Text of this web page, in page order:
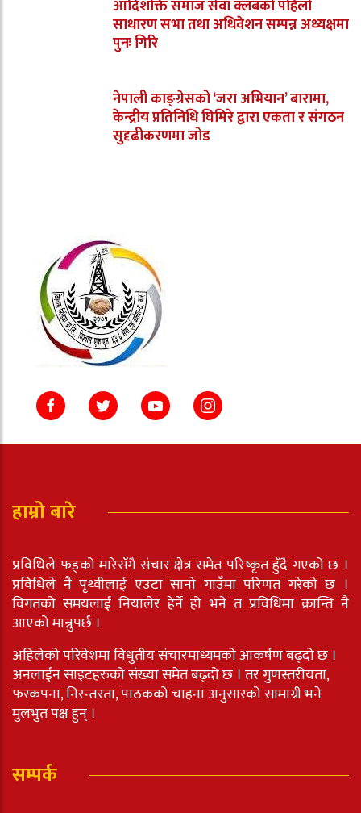
आदिशक्ति समाज सेवा क्लबको पहिलो
साधारण सभा तथा अधिवेशन सम्पन्न अध्यक्षमा
पुनः गिरि
नेपाली काङ्ग्रेसको ‘जरा अभियान’ बारामा,
केन्द्रीय प्रतिनिधि घिमिरे द्वारा एकता र संगठन
सुदृढीकरणमा जोड
हाम्रो बारे
प्रविधिले फड्को मारेसँगै संचार क्षेत्र समेत परिष्कृत हुँदै गएको छ ।
प्रविधिले नै पृथ्वीलाई एउटा सानो गाउँमा परिणत गरेको छ ।
विगतको समयलाई नियालेर हेर्ने हो भने त प्रविधिमा क्रान्ति नै
आएको मान्नुपर्छ ।
अहिलेको परिवेशमा विधुतीय संचारमाध्यमको आकर्षण बढ्दो छ ।
अनलाईन साइटहरुको संख्या समेत बढ्दो छ । तर गुणस्तरीयता,
फरकपना, निरन्तरता, पाठकको चाहना अनुसारको सामाग्री भने
मुलभुत पक्ष हुन् ।
सम्पर्क